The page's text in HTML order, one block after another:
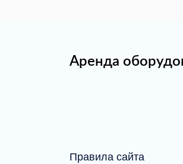
Аренда
Правила сайта